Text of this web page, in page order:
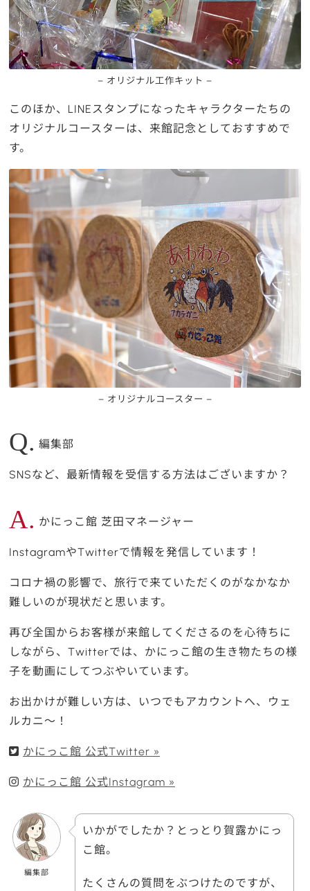
– オリジナル工作キット –
このほか、LINEスタンプになったキャラクターたちの
オリジナルコースターは、来館記念としておすすめで
す。
– オリジナルコースター –
Q. 編集部
SNSなど、最新情報を受信する方法はございますか？
A. かにっこ館 芝田マネージャー
InstagramやTwitterで情報を発信しています！
コロナ禍の影響で、旅行で来ていただくのがなかなか
難しいのが現状だと思います。
再び全国からお客様が来館してくださるのを心待ちに
しながら、Twitterでは、かにっこ館の生き物たちの様
子を動画にしてつぶやいています。
お出かけが難しい方は、いつでもアカウントへ、ウェ
ルカニ～！
かにっこ館 公式Twitter »
かにっこ館 公式Instagram »
編集部
いかがでしたか？とっとり賀露かにっ
こ館。
たくさんの質問をぶつけたのですが、